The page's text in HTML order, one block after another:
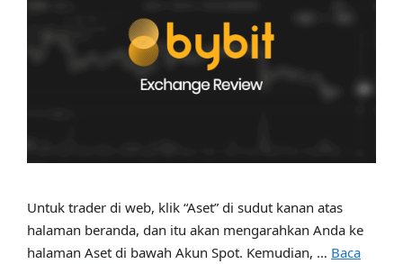
Untuk trader di web, klik “Aset” di sudut kanan atas
halaman beranda, dan itu akan mengarahkan Anda ke
halaman Aset di bawah Akun Spot. Kemudian, … Baca